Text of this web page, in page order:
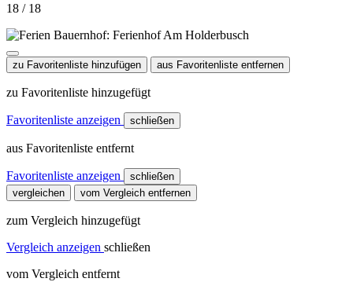
18 / 18
zu Favoritenliste hinzufügen aus Favoritenliste entfernen
zu Favoritenliste hinzugefügt
Favoritenliste anzeigen schließen
aus Favoritenliste entfernt
Favoritenliste anzeigen
schließen
vergleichen
vom Vergleich entfernen
zum Vergleich hinzugefügt
Vergleich anzeigen schließen
vom Vergleich entfernt